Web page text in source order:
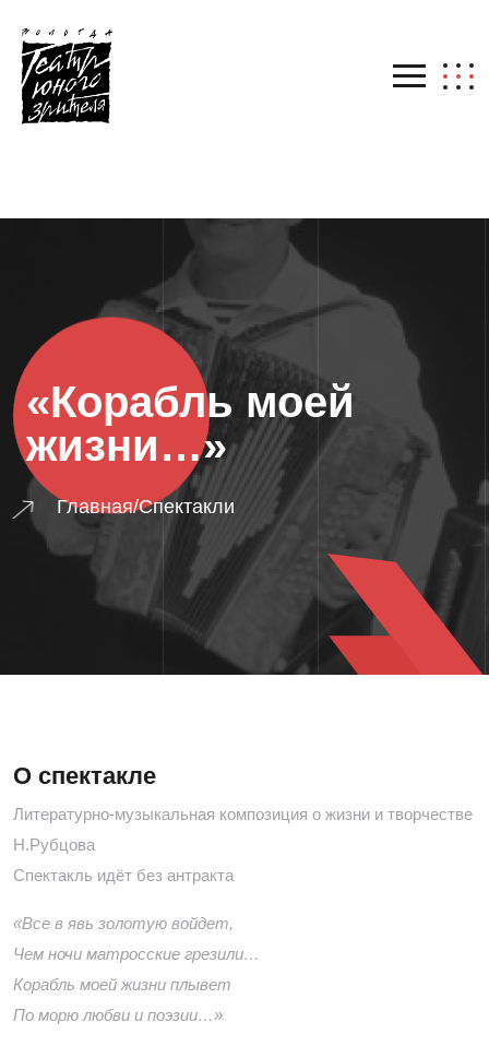
«Корабль моей
жизни…»
Главная/Спектакли
О спектакле
Литературно-музыкальная композиция о жизни и творчестве
Н.Рубцова
Спектакль идёт без антракта
«Все в явь золотую войдет,
Чем ночи матросские грезили…
Корабль моей жизни плывет
По морю любви и поэзии…»